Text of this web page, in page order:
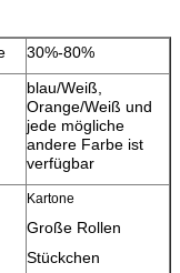
30%-80%
blau/Weiß,
Orange/Weiß und
jede mögliche
andere Farbe ist
verfügbar
Kartone
Große Rollen
Stückchen